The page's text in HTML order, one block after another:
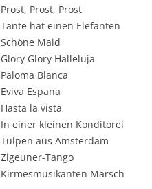
Prost, Prost, Prost
Tante hat einen Elefanten
Schöne Maid
Glory Glory Halleluja
Paloma Blanca
Eviva Espana
Hasta la vista
In einer kleinen Konditorei
Tulpen aus Amsterdam
Zigeuner-Tango
Kirmesmusikanten Marsch